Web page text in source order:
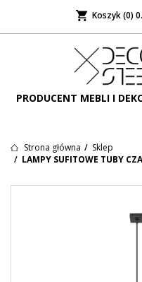
Koszyk (0)
PRODUCENT MEBLI I
Strona główna
Sklep
LAMPY SUFITOWE TUBY